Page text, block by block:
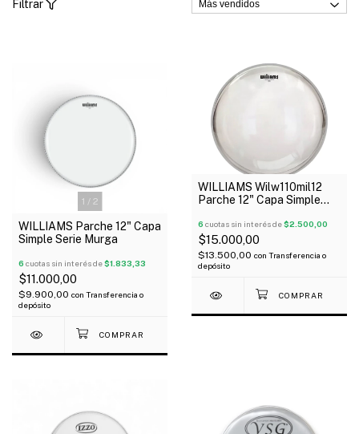
Filtrar
1 / 2
WILLIAMS Parche 12" Capa
Simple Serie Murga
6 cuotas sin interés de$1.833,33
$11.000,00
$9.900,00 con Transferencia o
depósito
WILLIAMS Wilw110mil12
Parche 12" Capa Simple
6 cuotas sin interés de$2.500,00
$15.000,00
$13.500,00 con Transferencia o
depósito